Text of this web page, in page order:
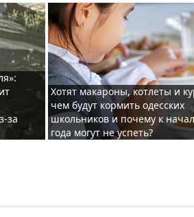
за
Хотят макароны, котлеты и
чем будут кормить одесских
школьников и почему к
года могут не успеть?